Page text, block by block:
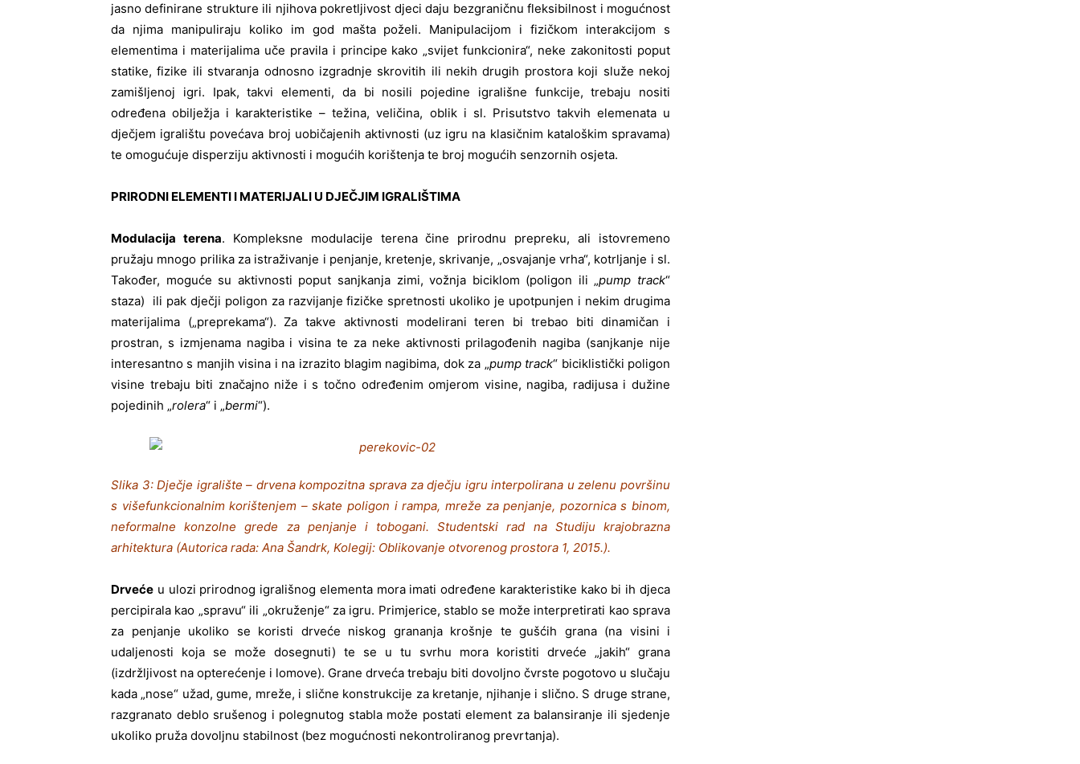
jasno definirane strukture ili njihova pokretljivost djeci daju bezgraničnu fleksibilnost i mogućnost
da njima manipuliraju koliko im god mašta poželi. Manipulacijom i fizičkom interakcijom s
elementima i materijalima uče pravila i principe kako „svijet funkcionira“, neke zakonitosti poput
statike, fizike ili stvaranja odnosno izgradnje skrovitih ili nekih drugih prostora koji služe nekoj
zamišljenoj igri. Ipak, takvi elementi, da bi nosili pojedine igrališne funkcije, trebaju nositi
određena obilježja i karakteristike – težina, veličina, oblik i sl. Prisutstvo takvih elemenata u
dječjem igralištu povećava broj uobičajenih aktivnosti (uz igru na klasičnim kataloškim spravama)
te omogućuje disperziju aktivnosti i mogućih korištenja te broj mogućih senzornih osjeta.
PRIRODNI ELEMENTI I MATERIJALI U DJEČJIM IGRALIŠTIMA
Modulacija terena. Kompleksne modulacije terena čine prirodnu prepreku, ali istovremeno
pružaju mnogo prilika za istraživanje i penjanje, kretenje, skrivanje, „osvajanje vrha“, kotrljanje i sl.
Također, moguće su aktivnosti poput sanjkanja zimi, vožnja biciklom (poligon ili „pump track“
staza) ili pak dječji poligon za razvijanje fizičke spretnosti ukoliko je upotpunjen i nekim drugima
materijalima („preprekama“). Za takve aktivnosti modelirani teren bi trebao biti dinamičan i
prostran, s izmjenama nagiba i visina te za neke aktivnosti prilagođenih nagiba (sanjkanje nije
interesantno s manjih visina i na izrazito blagim nagibima, dok za „pump track“ biciklistički poligon
visine trebaju biti značajno niže i s točno određenim omjerom visine, nagiba, radijusa i dužine
pojedinih „rolera“ i „bermi“).
Slika 3: Dječje igralište – drvena kompozitna sprava za dječju igru interpolirana u zelenu površinu
s višefunkcionalnim korištenjem – skate poligon i rampa, mreže za penjanje, pozornica s binom,
neformalne konzolne grede za penjanje i tobogani. Studentski rad na Studiju krajobrazna
arhitektura (Autorica rada: Ana Šandrk, Kolegij: Oblikovanje otvorenog prostora 1, 2015.).
Drveće u ulozi prirodnog igrališnog elementa mora imati određene karakteristike kako bi ih djeca
percipirala kao „spravu“ ili „okruženje“ za igru. Primjerice, stablo se može interpretirati kao sprava
za penjanje ukoliko se koristi drveće niskog grananja krošnje te gušćih grana (na visini i
udaljenosti koja se može dosegnuti) te se u tu svrhu mora koristiti drveće „jakih“ grana
(izdržljivost na opterećenje i lomove). Grane drveća trebaju biti dovoljno čvrste pogotovo u slučaju
kada „nose“ užad, gume, mreže, i slične konstrukcije za kretanje, njihanje i slično. S druge strane,
razgranato deblo srušenog i polegnutog stabla može postati element za balansiranje ili sjedenje
ukoliko pruža dovoljnu stabilnost (bez mogućnosti nekontroliranog prevrtanja).